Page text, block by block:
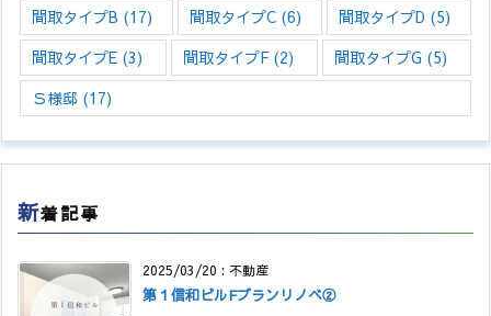
間取タイプB (17) 間取タイプC (6) 間取タイプD (5)
間取タイプE (3) 間取タイプF(2) 間取タイプG (5)
Ｓ様邸 (17)
新着記事
2025/03/20 : 不動産
第１信和ビルFプランリノベ②